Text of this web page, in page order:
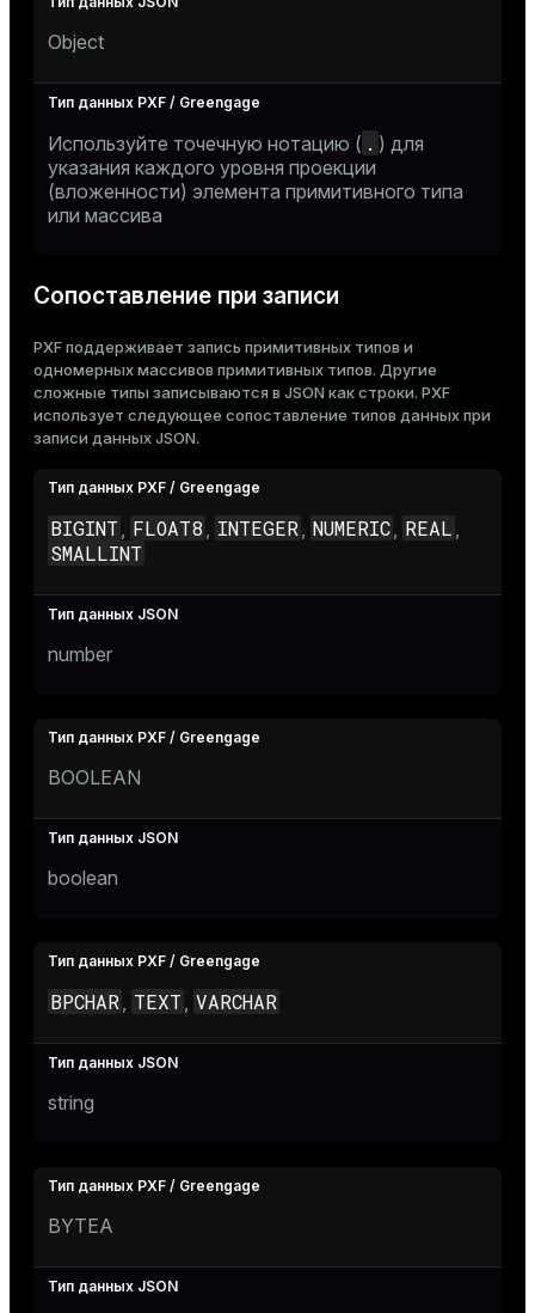
Object
Используйте точечную нотацию ( . ) для
указания каждого уровня проекции
(вложенности) элемента примитивного типа
или массива
Сопоставление при записи
PXF поддерживает запись примитивных типов и
одномерных массивов примитивных типов. Другие
сложные типы записываются в JSON как строки. PXF
использует следующее сопоставление типов данных при
записи данных JSON.
BIGINT , FLOAT8 , INTEGER, NUMERIC, REAL ,
SMALLINT
number
BOOLEAN
boolean
BPCHAR, TEXT , VARCHAR
string
BYTEA